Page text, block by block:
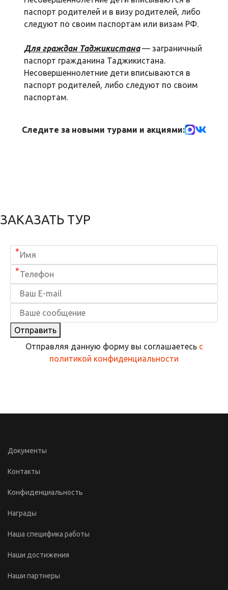
паспорт родителей и в визу родителей, либо
следуют по своим паспортам или визам РФ.
Для граждан Таджикистана— заграничный
паспорт гражданина Таджикистана.
Несовершеннолетние дети вписываются в
паспорт родителей, либо следуют по своим
паспортам.
Следите за новыми турами и акциями:
ЗАКАЗАТЬ ТУР
*
*
Отправить
Отправляя данную форму вы соглашаетесь с
политикой конфиденциальности
Документы
Контакты
Конфиденциальность
Награды
Наша специфика работы
Наши достижения
Наши партнеры